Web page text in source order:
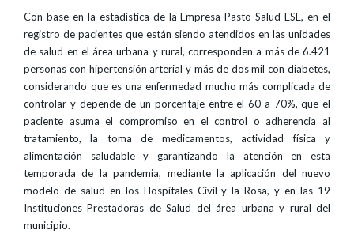
Con base en la estadística de la Empresa Pasto Salud ESE, en el
registro de pacientes que están siendo atendidos en las unidades
de salud en el área urbana y rural, corresponden a más de 6.421
personas con hipertensión arterial y más de dos mil con diabetes,
considerando que es una enfermedad mucho más complicada de
controlar y depende de un porcentaje entre el 60 a 70%, que el
paciente asuma el compromiso en el control o adherencia al
tratamiento, la toma de medicamentos, actividad física y
alimentación saludable y garantizando la atención en esta
temporada de la pandemia, mediante la aplicación del nuevo
modelo de salud en los Hospitales Civil y la Rosa, y en las 19
Instituciones Prestadoras de Salud del área urbana y rural del
municipio.